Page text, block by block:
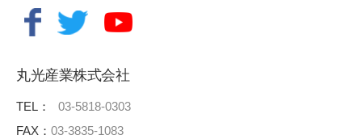
丸光産業株式会社
TEL：
03-5818-0303
FAX： 03-3835-1083